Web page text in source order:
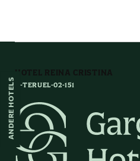
HOTEL REINA CRISTINA
H-TERUEL-02-151
ANDERE HOTELS